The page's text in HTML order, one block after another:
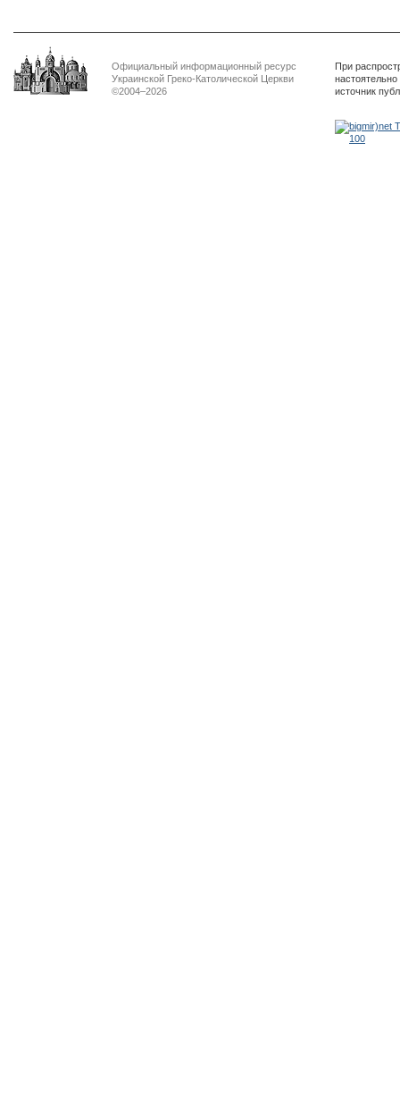
Официальный информационный ресурс
Украинской Греко-Католической Церкви
©2004–2026
При
источник